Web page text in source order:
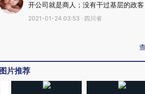
开公司就是商人；没有干过基层的政
2021-01-24 03:53 · 四川省
图片推荐